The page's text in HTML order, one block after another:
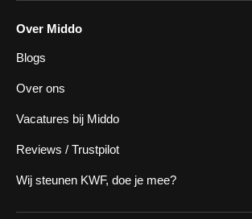
Over Middo
Blogs
Over ons
Vacatures bij Middo
Reviews / Trustpilot
Wij steunen KWF, doe je mee?